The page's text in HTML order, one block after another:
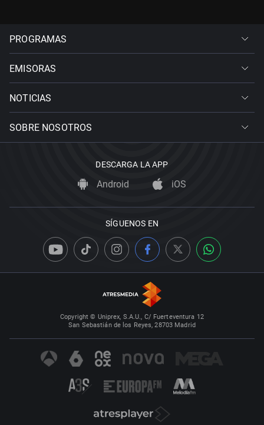
PROGRAMAS
EMISORAS
NOTICIAS
SOBRE NOSOTROS
DESCARGA LA APP
Android iOS
SÍGUENOS EN
Copyright © Uniprex, S.A.U., C/ Fuerteventura 12
San Sebastián de los Reyes, 28703 Madrid